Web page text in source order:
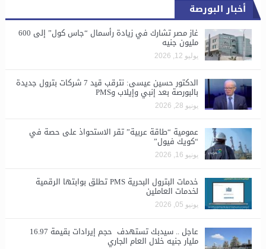
أخبار البورصة
غاز مصر تشارك في زيادة رأسمال “جاس كول” إلى 600
مليون جنيه
يوليو 12, 2026
الدكتور حسين عيسى: نترقب قيد 7 شركات بترول جديدة
بالبورصة بعد إنبي وإيلاب وPMS
يونيو 28, 2026
​عمومية “طاقة عربية” تقر الاستحواذ على حصة في
“كويك فيول”
يونيو 16, 2026
خدمات البترول البحرية PMS تطلق بوابتها الرقمية
لخدمات العاملين
يونيو 05, 2026
عاجل .. سيدبك تستهدف حجم إيرادات بقيمة 16.97
مليار جنيه خلال العام الجاري